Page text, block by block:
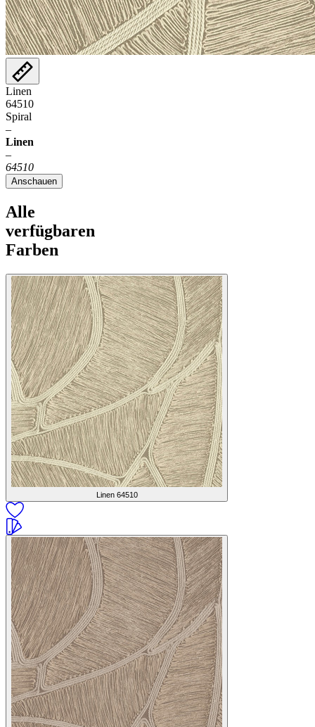
Linen
64510
Spiral
–
Linen
–
64510
Anschauen
Alle
verfügbaren
Farben
Linen 64510